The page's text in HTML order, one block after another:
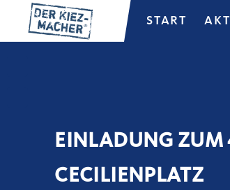
START
EINLADUNG ZUM
CECILIENPLATZ